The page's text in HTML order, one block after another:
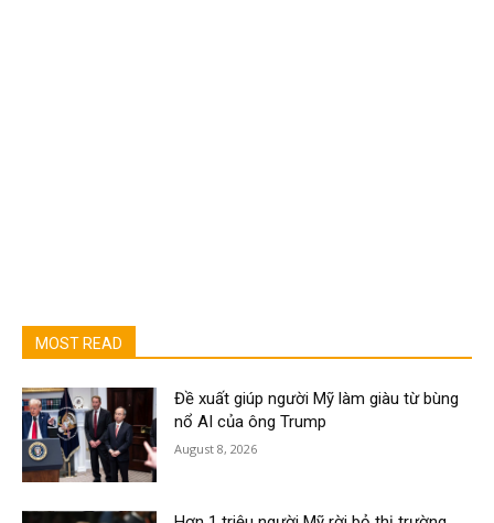
MOST READ
Đề xuất giúp người Mỹ làm giàu từ bùng
nổ AI của ông Trump
August 8, 2026